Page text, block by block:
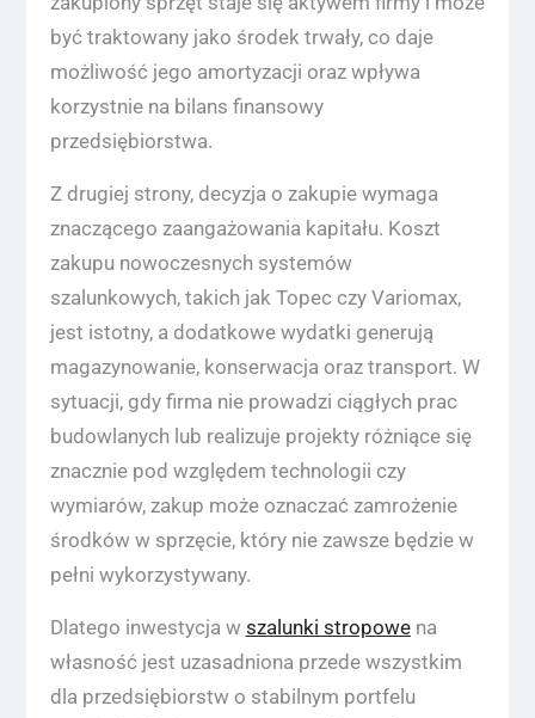
być traktowany jako środek trwały, co daje
możliwość jego amortyzacji oraz wpływa
korzystnie na bilans finansowy
przedsiębiorstwa.
Z drugiej strony, decyzja o zakupie wymaga
znaczącego zaangażowania kapitału. Koszt
zakupu nowoczesnych systemów
szalunkowych, takich jak Topec czy Variomax,
jest istotny, a dodatkowe wydatki generują
magazynowanie, konserwacja oraz transport. W
sytuacji, gdy firma nie prowadzi ciągłych prac
budowlanych lub realizuje projekty różniące się
znacznie pod względem technologii czy
wymiarów, zakup może oznaczać zamrożenie
środków w sprzęcie, który nie zawsze będzie w
pełni wykorzystywany.
Dlatego inwestycja w szalunki stropowena
własność jest uzasadniona przede wszystkim
dla przedsiębiorstw o stabilnym portfelu